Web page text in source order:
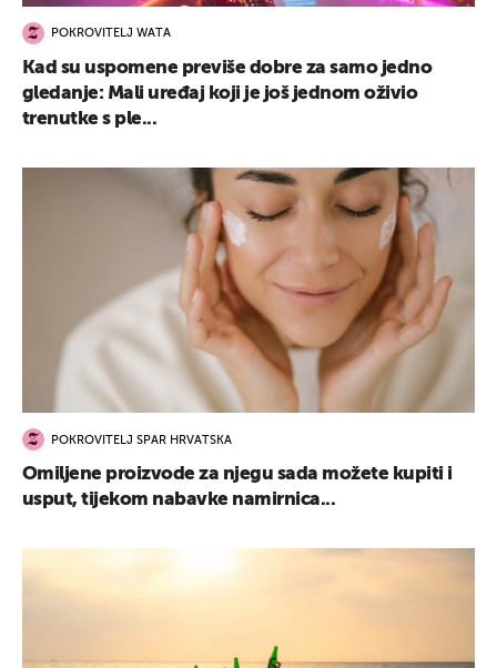
POKROVITELJ WATA
Kad su uspomene previše dobre za samo jedno
gledanje: Mali uređaj koji je još jednom oživio
trenutke s ple...
POKROVITELJ SPAR HRVATSKA
Omiljene proizvode za njegu sada možete kupiti i
usput, tijekom nabavke namirnica...